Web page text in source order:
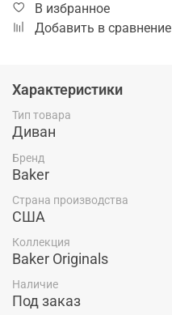
В избранное
Добавить в сравнение
Характеристики
Тип товара
Диван
Бренд
Baker
Страна производства
США
Коллекция
Baker Originals
Наличие
Под заказ